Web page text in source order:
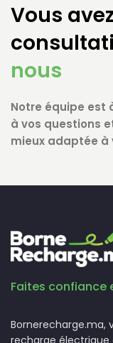
Vous
nous
Notre équipe est
à vos questions
mieux adaptée à
Faites confiance
Bornerecharge.ma,
recharge électrique